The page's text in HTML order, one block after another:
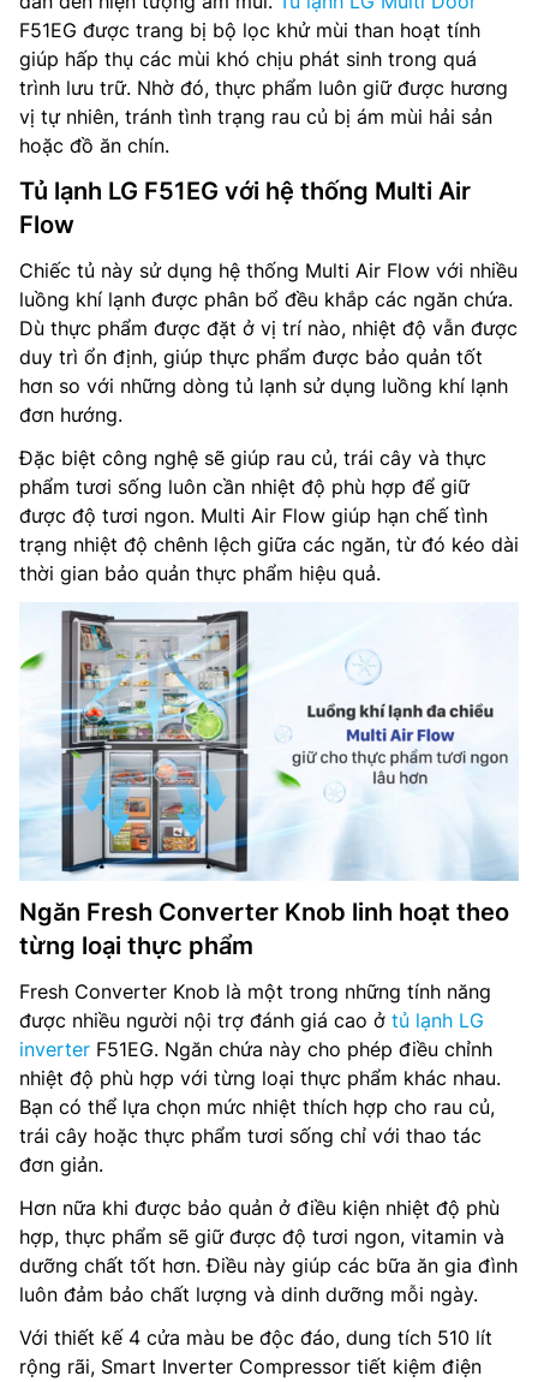
F51EG được trang bị bộ lọc khử mùi than hoạt tính
giúp hấp thụ các mùi khó chịu phát sinh trong quá
trình lưu trữ. Nhờ đó, thực phẩm luôn giữ được hương
vị tự nhiên, tránh tình trạng rau củ bị ám mùi hải sản
hoặc đồ ăn chín.
Tủ lạnh LG F51EG với hệ thống Multi Air
Flow
Chiếc tủ này sử dụng hệ thống Multi Air Flow với nhiều
luồng khí lạnh được phân bổ đều khắp các ngăn chứa.
Dù thực phẩm được đặt ở vị trí nào, nhiệt độ vẫn được
duy trì ổn định, giúp thực phẩm được bảo quản tốt
hơn so với những dòng tủ lạnh sử dụng luồng khí lạnh
đơn hướng.
Đặc biệt công nghệ sẽ giúp rau củ, trái cây và thực
phẩm tươi sống luôn cần nhiệt độ phù hợp để giữ
được độ tươi ngon. Multi Air Flow giúp hạn chế tình
trạng nhiệt độ chênh lệch giữa các ngăn, từ đó kéo dài
thời gian bảo quản thực phẩm hiệu quả.
Ngăn Fresh Converter Knob linh hoạt theo
từng loại thực phẩm
Fresh Converter Knob là một trong những tính năng
được nhiều người nội trợ đánh giá cao ở tủ lạnh LG
inverter F51EG. Ngăn chứa này cho phép điều chỉnh
nhiệt độ phù hợp với từng loại thực phẩm khác nhau.
Bạn có thể lựa chọn mức nhiệt thích hợp cho rau củ,
trái cây hoặc thực phẩm tươi sống chỉ với thao tác
đơn giản.
Hơn nữa khi được bảo quản ở điều kiện nhiệt độ phù
hợp, thực phẩm sẽ giữ được độ tươi ngon, vitamin và
dưỡng chất tốt hơn. Điều này giúp các bữa ăn gia đình
luôn đảm bảo chất lượng và dinh dưỡng mỗi ngày.
Với thiết kế 4 cửa màu be độc đáo, dung tích 510 lít
rộng rãi, Smart Inverter Compressor tiết kiệm điện